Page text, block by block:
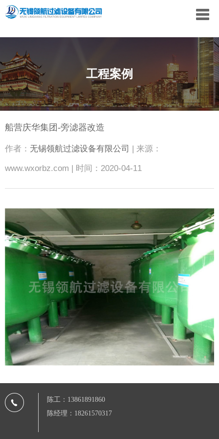
工程案例
船营庆华集团-旁滤器改造
作者： 无锡领航过滤设备有限公司 | 来源：
www.wxorbz.com | 时间：2020-04-11
陈工：13861891860
陈经理：18261570317